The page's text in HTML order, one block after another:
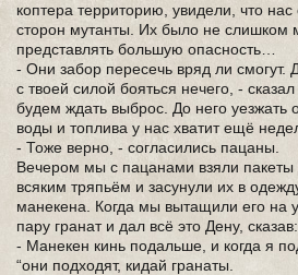
коптера территорию, увидели, что
сторон мутанты. Их было не слишком
представлять большую опасность…
- Они забор пересечь вряд ли
с твоей силой бояться нечего, -
будем ждать выброс. До него уезжать
воды и топлива у нас хватит ещё
- Тоже верно, - согласились пацаны.
Вечером мы с пацанами взяли
всяким тряпьём и засунули их в
манекена. Когда мы вытащили его на
пару гранат и дал всё это Дену, сказав:
- Манекен кинь подальше, и когда я
“они подходят, кидай гранаты.